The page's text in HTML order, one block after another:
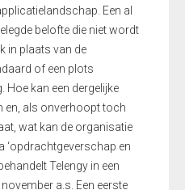
Een al
belofte die niet wordt
in plaats van de
of een plots
Hoe kan een dergelijke
en, als onverhoopt toch
wat kan de organisatie
‘opdrachtgeverschap en
Telengy in een
a.s. Een eerste